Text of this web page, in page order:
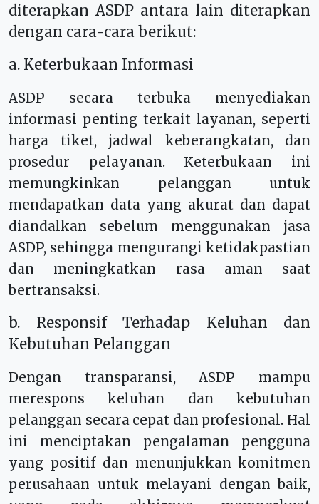
diterapkan ASDP antara lain diterapkan
dengan cara-cara berikut:
a. Keterbukaan Informasi
ASDP secara terbuka menyediakan
informasi penting terkait layanan, seperti
harga tiket, jadwal keberangkatan, dan
prosedur pelayanan. Keterbukaan ini
memungkinkan pelanggan untuk
mendapatkan data yang akurat dan dapat
diandalkan sebelum menggunakan jasa
ASDP, sehingga mengurangi ketidakpastian
dan meningkatkan rasa aman saat
bertransaksi.
b. Responsif Terhadap Keluhan dan
Kebutuhan Pelanggan
Dengan transparansi, ASDP mampu
merespons keluhan dan kebutuhan
pelanggan secara cepat dan profesional. Hal
ini menciptakan pengalaman pengguna
yang positif dan menunjukkan komitmen
perusahaan untuk melayani dengan baik,